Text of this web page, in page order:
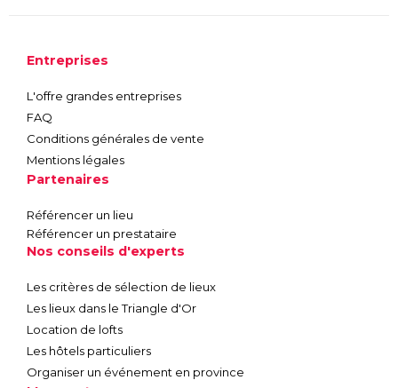
Entreprises
L'offre grandes entreprises
FAQ
Conditions générales de vente
Mentions légales
Partenaires
Référencer un lieu
Référencer un prestataire
Nos conseils d'experts
Les critères de sélection de lieux
Les lieux dans le Triangle d'Or
Location de lofts
Les hôtels particuliers
Organiser un événement en province